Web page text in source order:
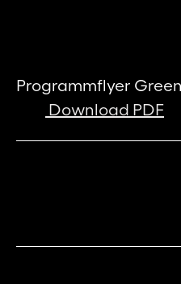
Programmflyer
Download PDF